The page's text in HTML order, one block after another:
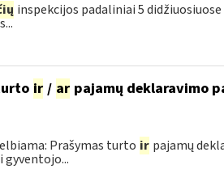
inspekcijos padaliniai 5
ir/ arpajamų deklaravimo
Prašymas turto ir pajamų
gyventojo...